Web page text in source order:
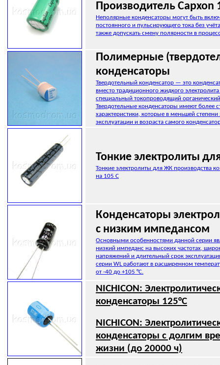
Производитель Сapxon
Неполярные конденсаторы могут быть
постоянного и пульсирующего тока без
также допускать смену полярности в
Полимерные
конденсаторы
Твердотельный конденсатор — это
вместо традиционного жидкого электролита
специальный токопроводящий
Твердотельные конденсаторы имеют более
характеристики, которые в меньшей степени
эксплуатации и возраста самого
Тонкие электролиты
Тонкие электролиты для ЖК производства
на 105 С
Конденсаторы
с низким импедансом
Основными особенностями данной серии
низкий импеданс на высоких частотах,
напряжений и длительный срок
серии WL работают в расширенном
от -40 до +105 °С.
NICHICON:
конденсаторы 125°C
NICHICON:
конденсаторы с долгим
жизни (до 20000 ч)